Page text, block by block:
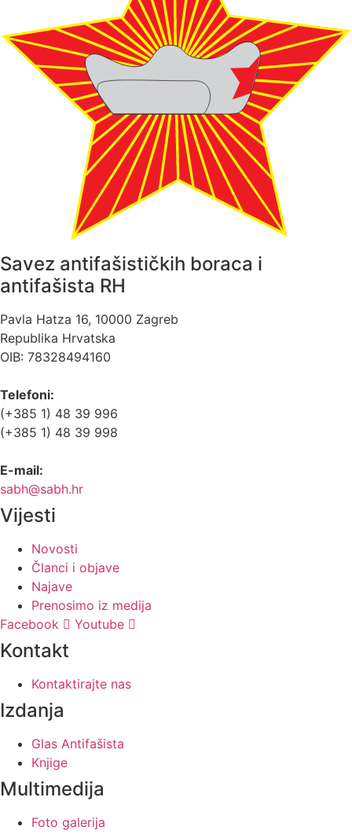
Savez antifašističkih boraca i
antifašista RH
Pavla Hatza 16, 10000 Zagreb
Republika Hrvatska
OIB: 78328494160
Telefoni:
(+385 1) 48 39 996
(+385 1) 48 39 998
E-mail:
sabh@sabh.hr
Vijesti
Novosti
Članci i objave
Najave
Prenosimo iz medija
Facebook
Youtube
Kontakt
Kontaktirajte nas
Izdanja
Glas Antifašista
Knjige
Multimedija
Foto galerija